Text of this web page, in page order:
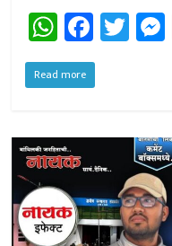
W
h
at
p
p
Fa
ce
b
ok
T
wi
Read more